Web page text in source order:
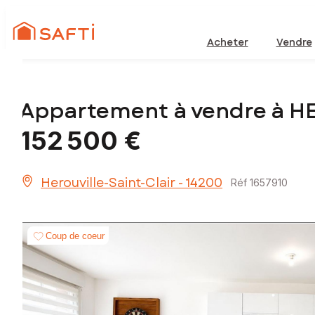
Acheter Vendre
Appartement à vendre à
152 500 €
Herouville-Saint-Clair - 14200 Réf 1657910
Coup de coeur